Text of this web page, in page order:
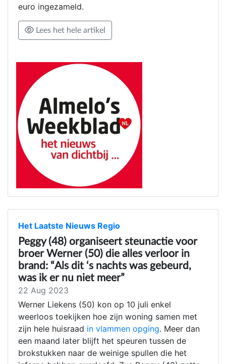
euro ingezameld.
Lees het hele artikel
Het Laatste Nieuws Regio
Peggy (48) organiseert steunactie voor
broer Werner (50) die alles verloor in
brand: “Als dit ‘s nachts was gebeurd,
was ik er nu niet meer”
22 Aug 2023
Werner Liekens (50) kon op 10 juli enkel
weerloos toekijken hoe zijn woning samen met
zijn hele huisraad in vlammen opging. Meer dan
een maand later blijft het speuren tussen de
brokstukken naar de weinige spullen die het